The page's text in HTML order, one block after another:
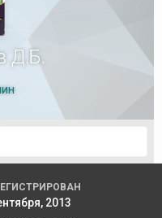
Д.Б.
2013